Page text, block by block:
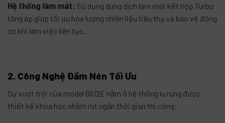
Hệ thống làm mát: Sử dụng dung dịch làm mát kết hợp Turbo
tăng áp giúp tối ưu hóa lượng nhiên liệu tiêu thụ và bảo vệ động
cơ khi làm việc liên tục
2. Công Nghệ Đầm Nén Tối Ưu
Sự vượt trội của model 6612E nằm ở hệ thống lu rung được
thiết kế khoa học nhằm rút ngắn thời gian thi công: